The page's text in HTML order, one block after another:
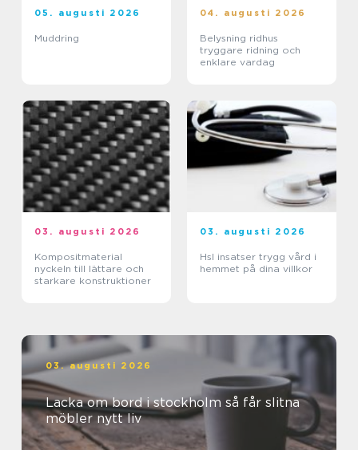
05. augusti 2026
Muddring
04. augusti 2026
Belysning ridhus
tryggare ridning och
enklare vardag
03. augusti 2026
Kompositmaterial
nyckeln till lättare och
starkare konstruktioner
03. augusti 2026
Hsl insatser trygg vård i
hemmet på dina villkor
03. augusti 2026
Lacka om bord i stockholm så får slitna
möbler nytt liv